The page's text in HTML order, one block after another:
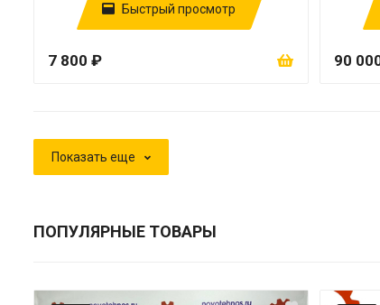
Быстрый просмотр
7 800 ₽ 90
Показать еще
ПОПУЛЯРНЫЕ ТОВАРЫ